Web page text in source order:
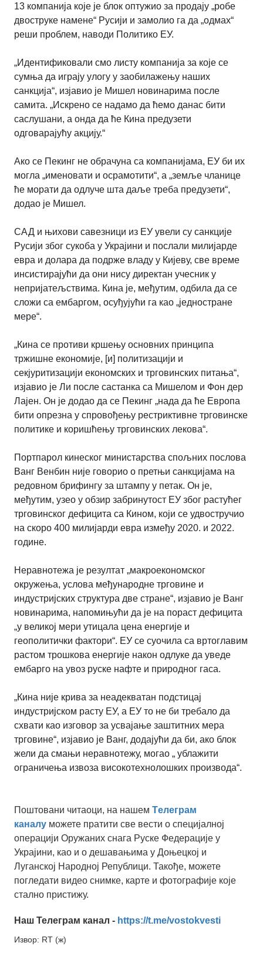
13 компанија које је блок оптужио за продају „робе
двоструке намене“ Русији и замолио га да „одмах“
реши проблем, наводи Политико ЕУ.
„Идентификовали смо листу компанија за које се
сумња да играју улогу у заобилажењу наших
санкција“, изјавио је Мишел новинарима после
самита. „Искрено се надамо да ћемо данас бити
саслушани, а онда да ће Кина предузети
одговарајућу акцију.“
Ако се Пекинг не обрачуна са компанијама, ЕУ би их
могла „именовати и осрамотити“, а „земље чланице
ће морати да одлуче шта даље треба предузети“,
додао је Мишел.
САД и њихови савезници из ЕУ увели су санкције
Русији због сукоба у Украјини и послали милијарде
евра и долара да подрже владу у Кијеву, све време
инсистирајући да они нису директан учесник у
непријатељствима. Кина је, међутим, одбила да се
сложи са ембаргом, осуђујући га као „једностране
мере“.
„Кина се противи кршењу основних принципа
тржишне економије, [и] политизацији и
секјуритизацији економских и трговинских питања“,
изјавио је Ли после састанка са Мишелом и Фон дер
Лајен. Он је додао да се Пекинг „нада да ће Европа
бити опрезна у спровођењу рестриктивне трговинске
политике и коришћењу трговинских лекова“.
Портпарол кинеског министарства спољних послова
Ванг Венбин није говорио о претњи санкцијама на
редовном брифингу за штампу у петак. Он је,
међутим, узео у обзир забринутост ЕУ због растућег
трговинског дефицита са Кином, који се удвостручио
на скоро 400 милијарди евра између 2020. и 2022.
године.
Неравнотежа је резултат „макроекономског
окружења, услова међународне трговине и
индустријских структура две стране“, изјавио је Ванг
новинарима, напомињући да је на пораст дефицита
„у великој мери утицала цена енергије и
геополитички фактори“. ЕУ се суочила са вртоглавим
растом трошкова енергије након одлуке да уведе
ембарго на увоз руске нафте и природног гаса.
„Кина није крива за неадекватан подстицај
индустријском расту ЕУ, а ЕУ то не би требало да
схвати као изговор за усвајање заштитних мера
трговине“, изјавио је Ванг, додајући да би, ако блок
жели да смањи неравнотежу, могао „ ублажити
ограничења извоза високотехнолошких производа“.
Поштовани читаоци, на нашем Tелеграм
каналу можете пратити све вести о специјалној
операцији Оружаних снага Руске Федерације у
Украјини, као и о дешавањима у Доњецкој и
Луганској Народној Републици. Такође, можете
погледати видео снимке, карте и фотографије које
стално пристижу.
Наш Телеграм канал - https://t.me/vostokvesti
Извор: RT (ж)